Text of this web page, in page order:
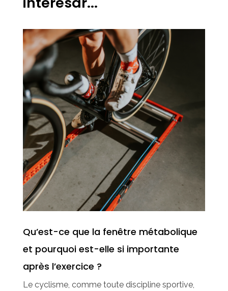
Qu’est-ce que la fenêtre métabolique
et pourquoi est-elle si importante
après l’exercice ?
Le cyclisme, comme toute discipline sportive,